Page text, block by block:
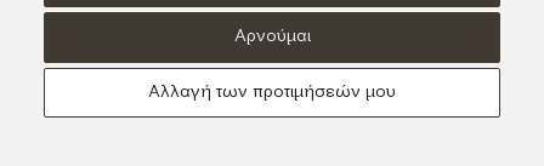
Αρνούμαι
Αλλαγή των προτιμήσεών μου
Πολιτική Cookies
Αναζήτηση
Cart